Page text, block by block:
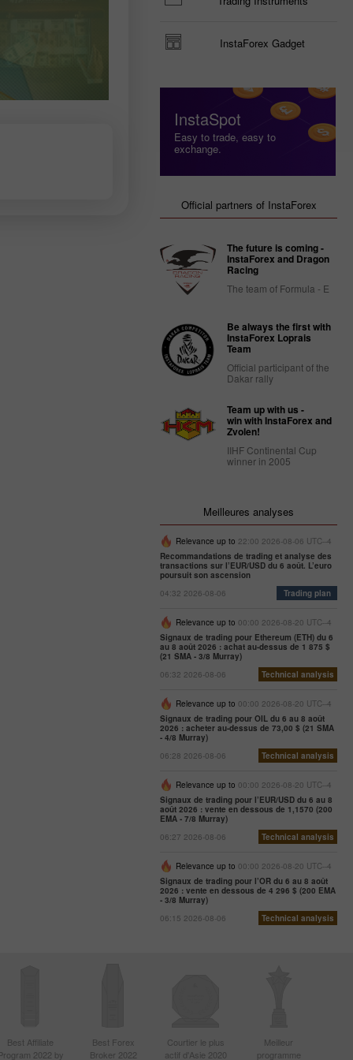
InstaForex Gadget
InstaSpot
Easy to trade, easy to
exchange.
Official partners of InstaForex
The future is coming -
InstaForex and Dragon
Racing
The team of Formula - E
Be always the first with
InstaForex Loprais
Team
Official participant of the
Dakar rally
Team up with us -
win with InstaForex and
Zvolen!
IIHF Continental Cup
winner in 2005
Meilleures analyses
Relevance up to 22:00 2026-08-06 UTC--4
Recommandations de trading et analyse des
transactions sur l’EUR/USD du 6 août. L’euro
poursuit son ascension
04:32 2026-08-06
Trading plan
Relevance up to 00:00 2026-08-20 UTC--4
Signaux de trading pour Ethereum (ETH) du 6
au 8 août 2026 : achat au-dessus de 1 875 $
(21 SMA - 3/8 Murray)
06:32 2026-08-06
Technical analysis
Relevance up to 00:00 2026-08-20 UTC--4
Signaux de trading pour OIL du 6 au 8 août
2026 : acheter au-dessus de 73,00 $ (21 SMA
- 4/8 Murray)
06:28 2026-08-06
Technical analysis
Relevance up to 00:00 2026-08-20 UTC--4
Signaux de trading pour l’EUR/USD du 6 au 8
août 2026 : vente en dessous de 1,1570 (200
EMA - 7/8 Murray)
06:27 2026-08-06
Technical analysis
Relevance up to 00:00 2026-08-20 UTC--4
Signaux de trading pour l’OR du 6 au 8 août
2026 : vente en dessous de 4 296 $ (200 EMA
- 3/8 Murray)
06:15 2026-08-06
Technical analysis
Best Affiliate
2022 by
Best Forex
Broker 2022
Courtier le plus
actif d'Asie 2020
Meilleur
programme